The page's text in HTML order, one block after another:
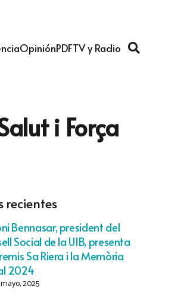
OpiniónPDFTV y Radio
i Força
recientes
Bennasar, president del
Social de la UIB, presenta
Sa Riera i la Memòria
2024
2025